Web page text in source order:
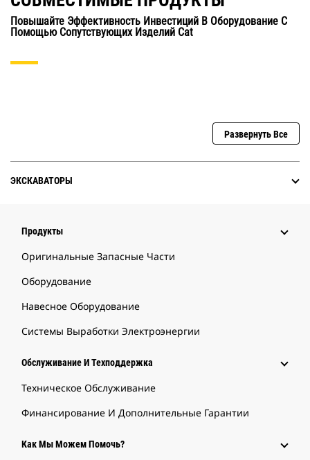
Повышайте Эффективность Инвестиций В Оборудование С
Помощью Сопутствующих Изделий Cat
Развернуть Все
ЭКСКАВАТОРЫ
Продукты
Оригинальные Запасные Части
Оборудование
Навесное Оборудование
Системы Выработки Электроэнергии
Обслуживание И Техподдержка
Техническое Обслуживание
Финансирование И Дополнительные Гарантии
Как Мы Можем Помочь?